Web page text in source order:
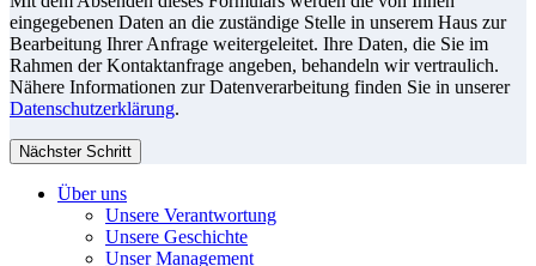
eingegebenen Daten an die zuständige Stelle in unserem Haus zur
Bearbeitung Ihrer Anfrage weitergeleitet. Ihre Daten, die Sie im
Rahmen der Kontaktanfrage angeben, behandeln wir vertraulich.
Nähere Informationen zur Datenverarbeitung finden Sie in unserer
Datenschutzerklärung.
Nächster Schritt
Über uns
Unsere Verantwortung
Unsere Geschichte
Unser Management